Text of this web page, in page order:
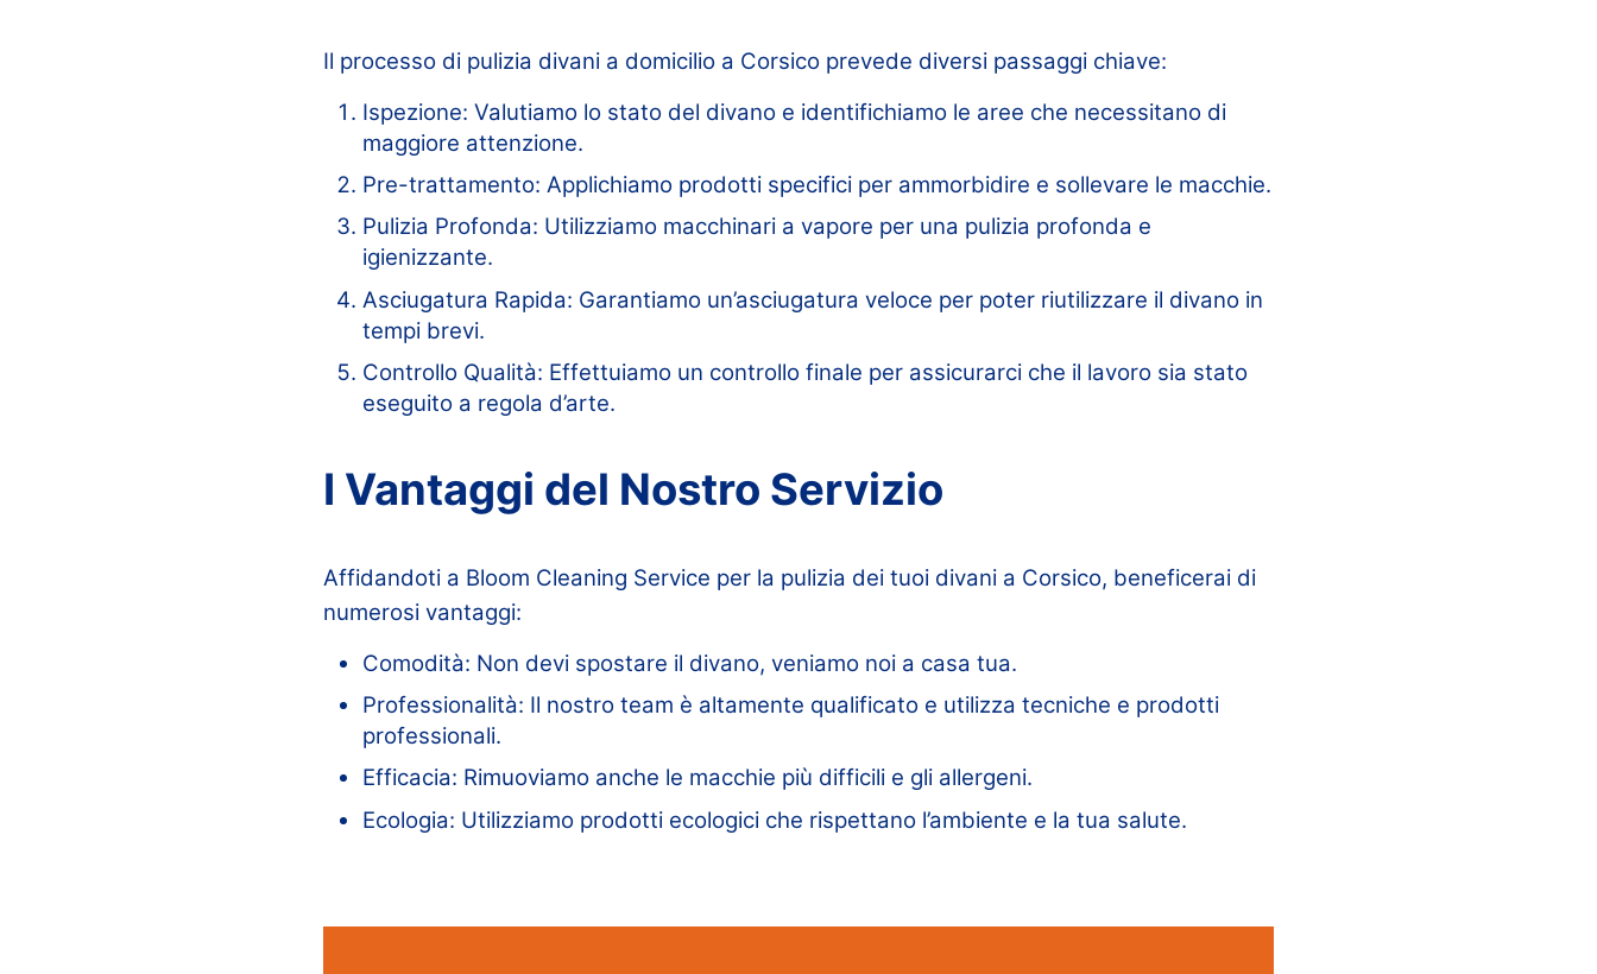
Il processo di pulizia divani a domicilio a Corsico prevede diversi passaggi chiave:
Ispezione: Valutiamo lo stato del divano e identifichiamo le aree che necessitano di
maggiore attenzione.
Pre-trattamento: Applichiamo prodotti specifici per ammorbidire e sollevare le macchie.
Pulizia Profonda: Utilizziamo macchinari a vapore per una pulizia profonda e
igienizzante.
Asciugatura Rapida: Garantiamo un’asciugatura veloce per poter riutilizzare il divano in
tempi brevi.
Controllo Qualità: Effettuiamo un controllo finale per assicurarci che il lavoro sia stato
eseguito a regola d’arte.
I Vantaggi del Nostro Servizio
Affidandoti a Bloom Cleaning Service per la pulizia dei tuoi divani a Corsico, beneficerai di
numerosi vantaggi:
Comodità: Non devi spostare il divano, veniamo noi a casa tua.
Professionalità: Il nostro team è altamente qualificato e utilizza tecniche e prodotti
professionali.
Efficacia: Rimuoviamo anche le macchie più difficili e gli allergeni.
Ecologia: Utilizziamo prodotti ecologici che rispettano l’ambiente e la tua salute.